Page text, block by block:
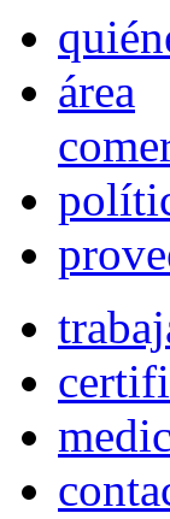
área